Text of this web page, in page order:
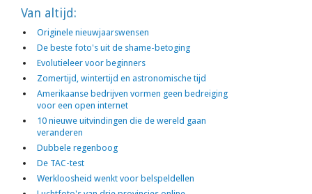
Van altijd:
Originele nieuwjaarswensen
De beste foto's uit de shame-betoging
Evolutieleer voor beginners
Zomertijd, wintertijd en astronomische tijd
Amerikaanse bedrijven vormen geen bedreiging
voor een open internet
10 nieuwe uitvindingen die de wereld gaan
veranderen
Dubbele regenboog
De TAC-test
Werkloosheid wenkt voor belspeldellen